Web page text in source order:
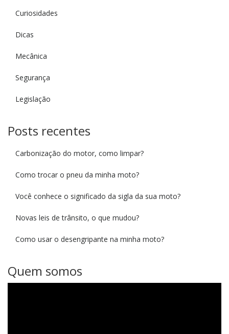
Curiosidades
Dicas
Mecânica
Segurança
Legislação
Posts recentes
Carbonização do motor, como limpar?
Como trocar o pneu da minha moto?
Você conhece o significado da sigla da sua moto?
Novas leis de trânsito, o que mudou?
Como usar o desengripante na minha moto?
Quem somos